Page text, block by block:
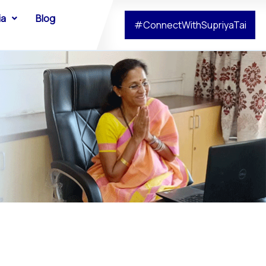
Blog
#ConnectWithSupriyaTai